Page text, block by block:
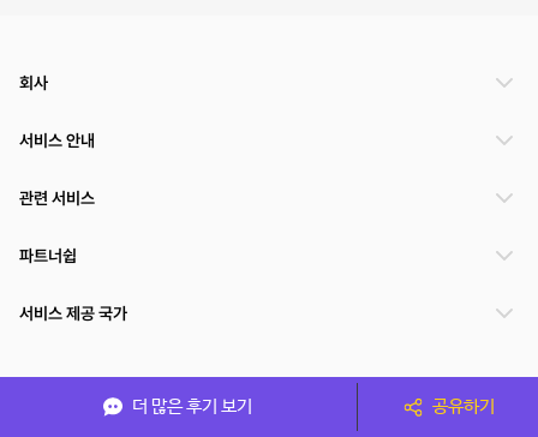
더 많은 후기 보기 공유하기
회사
서비스 안내
관련 서비스
파트너쉽
서비스 제공 국가
(주)NSPACE 사업자정보